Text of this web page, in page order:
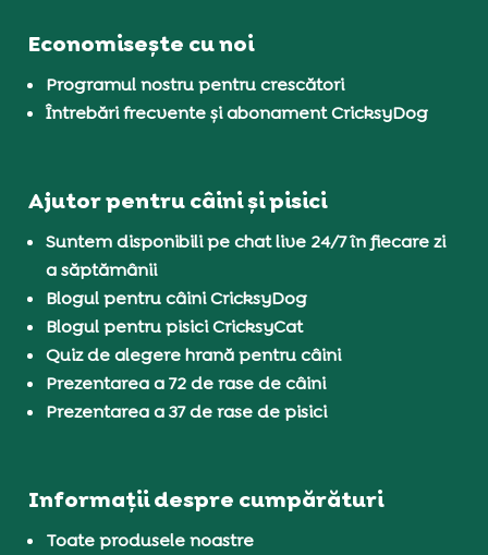
Economisește cu noi
Programul nostru pentru crescători
Întrebări frecvente și abonament CricksyDog
Ajutor pentru câini și pisici
Suntem disponibili pe chat live 24/7 în fiecare zi
a săptămânii
Blogul pentru câini CricksyDog
Blogul pentru pisici CricksyCat
Quiz de alegere hrană pentru câini
Prezentarea a 72 de rase de câini
Prezentarea a 37 de rase de pisici
Informații despre cumpărături
Toate produsele noastre